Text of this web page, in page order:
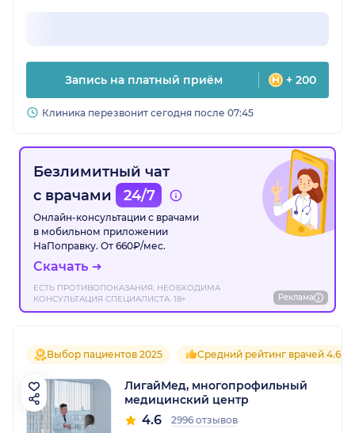
Запись на платный приём + 200
Клиника перезвонит сегодня после 07:45
Безлимитный чат
с врачами
24/7
Онлайн-консультации с врачами
в мобильном приложении
НаПоправку. От 660₽/мес.
Скачать
ЕСТЬ ПРОТИВОПОКАЗАНИЯ. НЕОБХОДИМА
КОНСУЛЬТАЦИЯ СПЕЦИАЛИСТА. 18+
Реклама
Выбор пациентов 2025 Средний рейтинг врачей 4.6
ЛигайМед, многопрофильный
медицинский центр
4.6 2996 отзывов